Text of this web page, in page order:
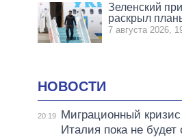
Зеленский
раскрыл
7 августа 2026,
НОВОСТИ
20:19
Миграционный
Италия пока не будет